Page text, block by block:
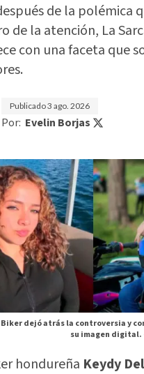
de la polémica
de la atención, La
con una faceta que
Publicado3 ago. 2026
Por: Evelin Borjas
Biker dejó atrás la controversia y
su imagen digital.
hondureña Keydy